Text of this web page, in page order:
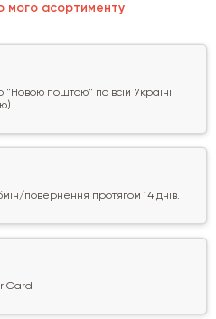
мого асортименту
"Новою поштою" по всій Україні
повернення протягом 14 днів.
Card